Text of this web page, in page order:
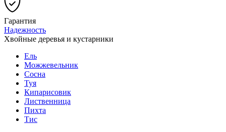
Гарантия
Надежность
Хвойные деревья и кустарники
Ель
Можжевельник
Сосна
Туя
Кипарисовик
Лиственница
Пихта
Тис